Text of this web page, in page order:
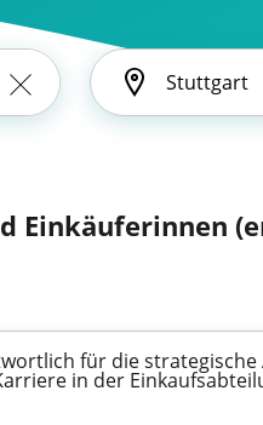
Einkäuferinnen
für die
in der